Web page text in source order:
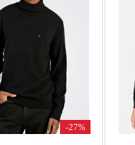
-27%